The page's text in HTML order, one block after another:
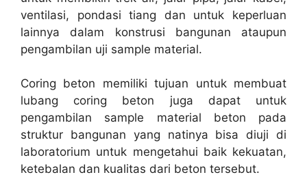
ventilasi, pondasi tiang dan untuk keperluan
lainnya dalam konstrusi bangunan ataupun
pengambilan uji sample material.
Coring beton memiliki tujuan untuk membuat
lubang coring beton juga dapat untuk
pengambilan sample material beton pada
struktur bangunan yang natinya bisa diuji di
laboratorium untuk mengetahui baik kekuatan,
ketebalan dan kualitas dari beton tersebut.